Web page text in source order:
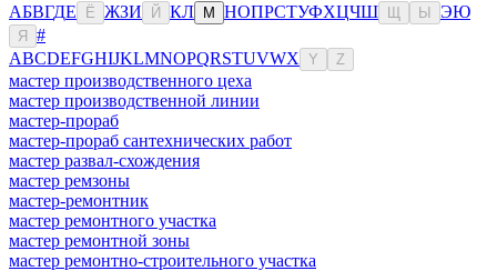
АБВГДЕ Ё ЖЗИ Й КЛ М НОПРСТУФХЦЧШ Ы ЭЮ
Я
#
ABCDEFGHIJKLMNOPQRSTUVWX Y Z
мастер производственного цеха
мастер производственной линии
мастер-прораб
мастер-прораб сантехнических работ
мастер развал-схождения
мастер ремзоны
мастер-ремонтник
мастер ремонтного участка
мастер ремонтной зоны
мастер ремонтно-строительного участка